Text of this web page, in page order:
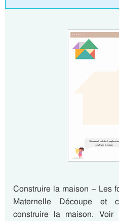
Construire la maison – Les
Maternelle Découpe et
construire la maison. Voir